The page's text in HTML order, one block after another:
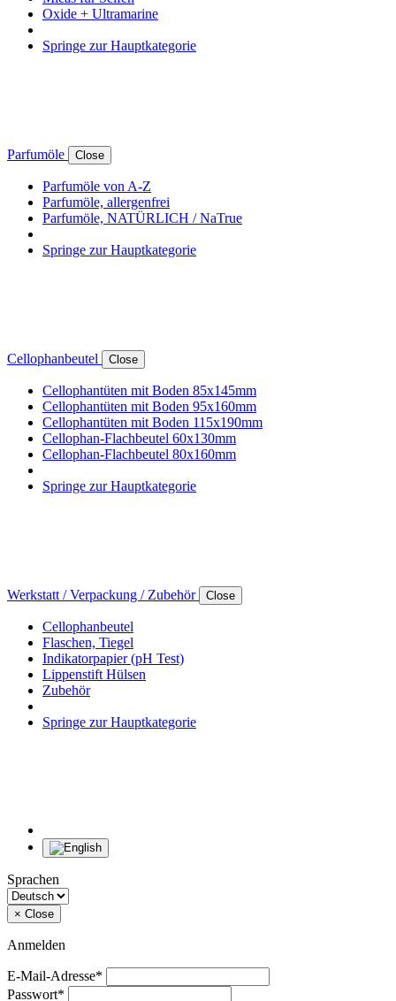
Oxide + Ultramarine
Springe zur Hauptkategorie
Parfumöle Close
Parfumöle von A-Z
Parfumöle, allergenfrei
Parfumöle, NATÜRLICH / NaTrue
Springe zur Hauptkategorie
Cellophanbeutel Close
Cellophantüten mit Boden 85x145mm
Cellophantüten mit Boden 95x160mm
Cellophantüten mit Boden 115x190mm
Cellophan-Flachbeutel 60x130mm
Cellophan-Flachbeutel 80x160mm
Springe zur Hauptkategorie
Werkstatt / Verpackung / Zubehör Close
Cellophanbeutel
Flaschen, Tiegel
Indikatorpapier (pH Test)
Lippenstift Hülsen
Zubehör
Springe zur Hauptkategorie
Sprachen
× Close
Anmelden
E-Mail-Adresse*
Passwort*